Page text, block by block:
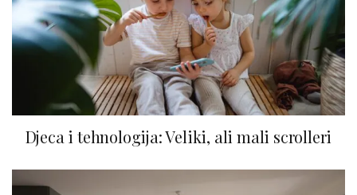
Djeca i tehnologija: Veliki, ali mali scrolleri